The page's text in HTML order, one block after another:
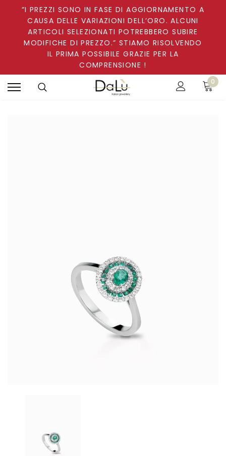
“I PREZZI SONO IN FASE DI AGGIORNAMENTO A
CAUSA DELLE VARIAZIONI DELL’ORO. ALCUNI
ARTICOLI SELEZIONATI POTREBBERO SUBIRE
MODIFICHE DI PREZZO.” STIAMO RISOLVENDO
IL PRIMA POSSIBILE GRAZIE PER LA
COMPRENSIONE !
0